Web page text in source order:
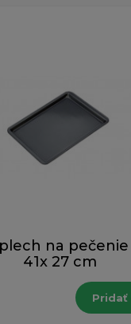
na pečenie
41x 27 cm
Pridať